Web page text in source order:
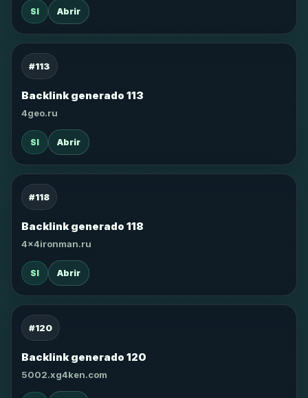
SI Abrir
#113
Backlink generado 113
4geo.ru
SI Abrir
#118
Backlink generado 118
4x4ironman.ru
SI Abrir
#120
Backlink generado 120
5002.xg4ken.com